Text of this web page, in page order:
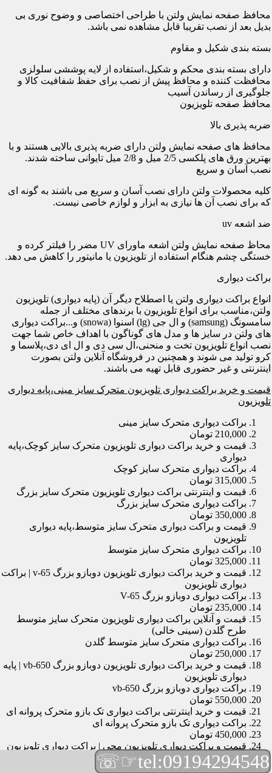
محافظ صفحه نمایش ولتن با طراحی اختصاصی و وضوح نوری بی
بدیل بعد از نصب تقریبا قابل مشاهده نمی باشد.
بسته بندی شکیل و مقاوم
دارای بسته بندی محکم و شکیل،استفاده از لایه پوششی سلولزی
محافظت کننده و محافظ پیش از نصب برای حفظ شفافیت کالا و
جلوگیری از رساندن آسیب
محافظ صفحه تلویزیون
ضربه پذیری بالا
محافظ های صفحه نمایش ولتن دارای ضربه پذیری بالایی هستند و با
بهترین ورق های پلکسی 2/5 میل و 2/8 میل تایوانی ساخته شدند.
نصب آسان و سریع
کلیه محصولات ولتن دارای نصب آسان و سریع می باشند به گونه ای
که برای نصب آن ها نیازی به ابزار و لوازم خاصی نیست.
ضد اشعه uv
محاظ صفحه نمایش ولتن اشعه ماورای UV مضر را فیلتر کرده و
خستگی چشم هنگام استفاده از تلویزیون یا مانیتور را کاهش می دهد.
براکت دیواری
انواع براکت دیواری ولتن یا اصطلاح دیگر آن (پایه دیواری) تلویزیون
ولتن،مناسب برای انواع تلویزیون با برندهای مختلف از جمله
سامسونگ (samsung) و ال جی (lg) اسنوا (snowa) و...براکت دیواری
های ولتن در سایز ها و مدل های گوناگون با اهداف خاص شما جهت
نصب انواع تلویزیون تخت و منحنی،ال سی دی و ال ای دی،پلاسما و
کرو تولید می شوند و همچنین در فروشگاه آنلاین ولتن بصورت
اینترنتی و غیر حضوری قابل تهیه می باشند.
قیمت و خرید براکت دیواری تلویزیون متحرک سایز مینی،پایه دیواری
تلویزیون
براکت دیواری متحرک سایز مینی
210,000 تومان
قیمت و خرید براکت دیواری تلویزیون متحرک سایز کوچک،پایه
دیواری
براکت دیواری متحرک سایز کوچک
315,000 تومان
قیمت و اینترنتی براکت دیواری تلویزیون متحرک سایز بزرگ
براکت دیواری متحرک سایز بزرگ
350,000 تومان
قیمت و براکت دیواری متحرک سایز متوسط،پایه دیواری
تلویزیون
براکت دیواری متحرک سایز متوسط
325,000 تومان
قیمت و خرید براکت دیواری تلویزیون دوبازو بزرگ v-65 | براکت
دیواری تلویزیون
براکت دیواری دوبازو بزرگ V-65
235,000 تومان
قیمت و آنلاین براکت دیواری تلویزیون متحرک سایز متوسط
طرح گلدن (سینی خالی)
براکت دیواری متحرک سایز متوسط گلدن
250,000 تومان
قیمت و خرید براکت دیواری تلویزیون دوبازو بزرگ vb-650 | پایه
دیواری تلویزیون
براکت دیواری دوبازو بزرگ vb-650
550,000 تومان
قیمت و خرید اینترنتی براکت دیواری تک بازو متحرک پروانه ای
براکت دیواری تک بازو متحرک پروانه ای
450,000 تومان
قیمت و براکت دیواری تلویزیون مچی | براکت دیواری تلویزیون
براکت دیواری مچی
165,000 تومان
tel:09194294548
☞☏